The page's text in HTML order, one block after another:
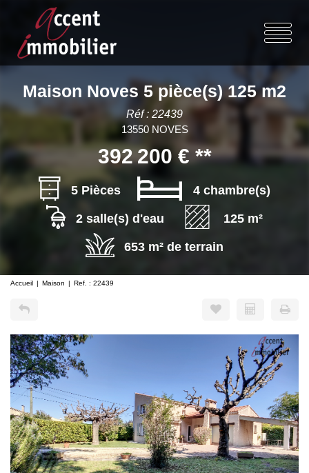
Maison Noves 5 pièce(s) 125 m2
Réf : 22439
13550 NOVES
392 200 €**
5 Pièces 4 chambre(s)
2 salle(s) d'eau 125 m²
653 m² de terrain
Accueil Maison Ref. : 22439